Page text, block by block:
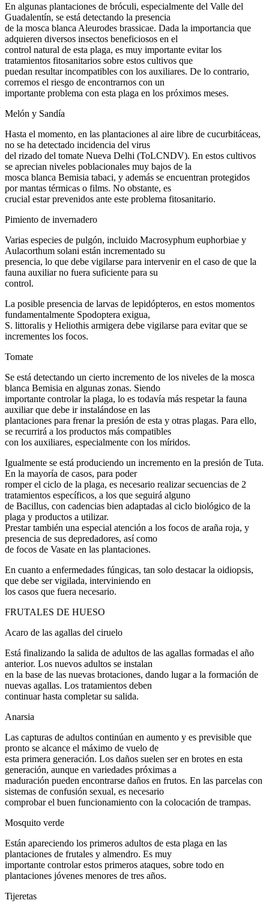
En algunas plantaciones de bróculi, especialmente del Valle del
Guadalentín, se está detectando la presencia
de la mosca blanca Aleurodes brassicae. Dada la importancia que
adquieren diversos insectos beneficiosos en el
control natural de esta plaga, es muy importante evitar los
tratamientos fitosanitarios sobre estos cultivos que
puedan resultar incompatibles con los auxiliares. De lo contrario,
corremos el riesgo de encontrarnos con un
importante problema con esta plaga en los próximos meses.
Melón y Sandía
Hasta el momento, en las plantaciones al aire libre de cucurbitáceas,
no se ha detectado incidencia del virus
del rizado del tomate Nueva Delhi (ToLCNDV). En estos cultivos
se aprecian niveles poblacionales muy bajos de la
mosca blanca Bemisia tabaci, y además se encuentran protegidos
por mantas térmicas o films. No obstante, es
crucial estar prevenidos ante este problema fitosanitario.
Pimiento de invernadero
Varias especies de pulgón, incluido Macrosyphum euphorbiae y
Aulacorthum solani están incrementado su
presencia, lo que debe vigilarse para intervenir en el caso de que la
fauna auxiliar no fuera suficiente para su
control.
La posible presencia de larvas de lepidópteros, en estos momentos
fundamentalmente Spodoptera exigua,
S. littoralis y Heliothis armigera debe vigilarse para evitar que se
incrementes los focos.
Tomate
Se está detectando un cierto incremento de los niveles de la mosca
blanca Bemisia en algunas zonas. Siendo
importante controlar la plaga, lo es todavía más respetar la fauna
auxiliar que debe ir instalándose en las
plantaciones para frenar la presión de esta y otras plagas. Para ello,
se recurrirá a los productos más compatibles
con los auxiliares, especialmente con los míridos.
Igualmente se está produciendo un incremento en la presión de Tuta.
En la mayoría de casos, para poder
romper el ciclo de la plaga, es necesario realizar secuencias de 2
tratamientos específicos, a los que seguirá alguno
de Bacillus, con cadencias bien adaptadas al ciclo biológico de la
plaga y productos a utilizar.
Prestar también una especial atención a los focos de araña roja, y
presencia de sus depredadores, así como
de focos de Vasate en las plantaciones.
En cuanto a enfermedades fúngicas, tan solo destacar la oidiopsis,
que debe ser vigilada, interviniendo en
los casos que fuera necesario.
FRUTALES DE HUESO
Acaro de las agallas del ciruelo
Está finalizando la salida de adultos de las agallas formadas el año
anterior. Los nuevos adultos se instalan
en la base de las nuevas brotaciones, dando lugar a la formación de
nuevas agallas. Los tratamientos deben
continuar hasta completar su salida.
Anarsia
Las capturas de adultos continúan en aumento y es previsible que
pronto se alcance el máximo de vuelo de
esta primera generación. Los daños suelen ser en brotes en esta
generación, aunque en variedades próximas a
maduración pueden encontrarse daños en frutos. En las parcelas con
sistemas de confusión sexual, es necesario
comprobar el buen funcionamiento con la colocación de trampas.
Mosquito verde
Están apareciendo los primeros adultos de esta plaga en las
plantaciones de frutales y almendro. Es muy
importante controlar estos primeros ataques, sobre todo en
plantaciones jóvenes menores de tres años.
Tijeretas